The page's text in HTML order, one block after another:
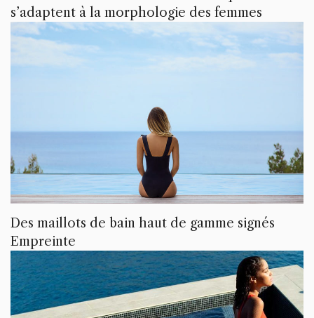
s’adaptent à la morphologie des femmes
Des maillots de bain haut de gamme signés
Empreinte